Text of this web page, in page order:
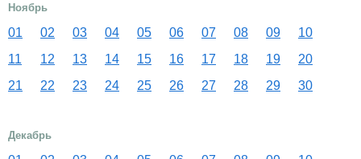
Ноябрь
01 02 03 04 05 06 07 08 09
10
11
12 13 14 15 16 17 18 19
20
21
22 23 24 25 26 27 28 29 30
Декабрь